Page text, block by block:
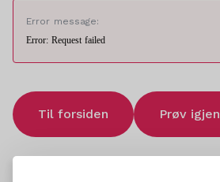
Error message:
Error: Request failed
Til forsiden Prøv igjen